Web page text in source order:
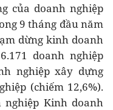
của doanh nghiệp
9 tháng đầu năm
dừng kinh doanh
doanh nghiệp
nghiệp xây dựng
(chiếm 12,6%).
nghiệp Kinh doanh